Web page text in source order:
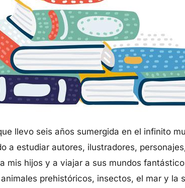
llevo seis años sumergida en el infinito
a estudiar autores, ilustradores,
mis hijos y a viajar a sus mundos
prehistóricos, insectos, el mar y la